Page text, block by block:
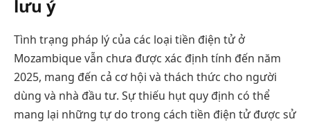
lưu ý
Tình trạng pháp lý của các loại tiền điện tử ở
Mozambique vẫn chưa được xác định tính đến năm
2025, mang đến cả cơ hội và thách thức cho người
dùng và nhà đầu tư. Sự thiếu hụt quy định có thể
mang lại những tự do trong cách tiền điện tử được sử